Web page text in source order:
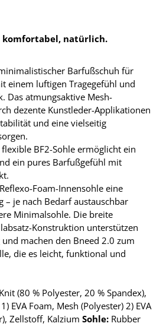
komfortabel, natürlich.
Barfußschuh für
einem luftigen Tragegefühl und
Das atmungsaktive Mesh-
dezente Kunstleder-Applikationen
und eine vielseitig
BF2-Sohle ermöglicht ein
ein pures Barfußgefühl mit
Foam-Innensohle eine
– je nach Bedarf austauschbar
Minimalsohle. Die breite
Konstruktion unterstützen
machen den Bneed 2.0 zum
die es leicht, funktional und
(80 % Polyester, 20 % Spandex),
1) EVA Foam, Mesh (Polyester) 2) EVA
Zellstoff, Kalzium Sohle: Rubber